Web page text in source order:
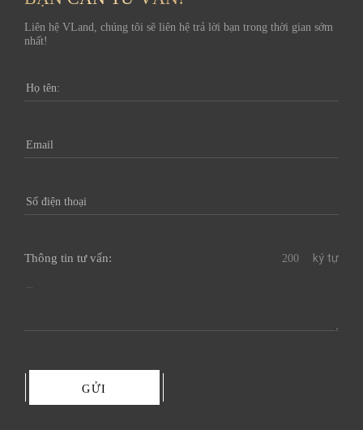
Liên hệ VLand, chúng tôi sẽ liên hệ trả lời bạn trong thời gian sớm
nhất!
Thông tin tư vấn: ký tự
GỬI